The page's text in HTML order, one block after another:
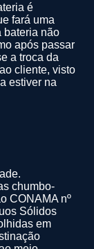
é
fará uma
bateria não
após passar
a troca da
cliente, visto
estiver na
chumbo-
CONAMA nº
Sólidos
em